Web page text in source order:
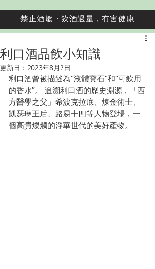
禁止酒駕・飲酒過量，有害健康
利口酒品飲小知識
更新日： 2023年8月2日
利口酒曾被描述為“液體寶石”和“可飲用
的香水”。 追溯利口酒的歷史淵源，「西
方醫學之父」希波克拉底、煉金術士、
凱瑟琳王后、路易十四等人物登場，一
個高貴燦爛的浮華世代的美好產物。